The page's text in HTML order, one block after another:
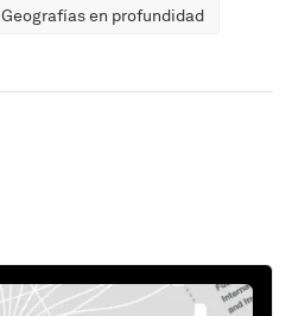
Geografías en profundidad